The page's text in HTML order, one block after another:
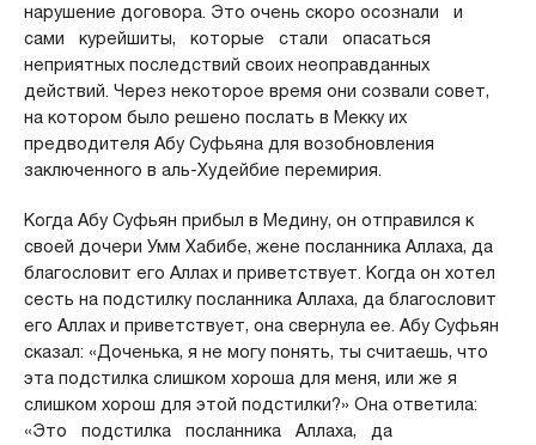
нарушение договора. Это очень скоро осознали и
сами курейшиты, которые стали опасаться
неприятных последствий своих неоправданных
действий. Через некоторое время они созвали совет,
на котором было решено послать в Мекку их
предводителя Абу Суфьяна для возобновления
заключенного в аль-Худейбие перемирия.
Когда Абу Суфьян прибыл в Медину, он отправился к
своей дочери Умм Хабибе, жене посланника Аллаха, да
благословит его Аллах и приветствует. Когда он хотел
сесть на подстилку посланника Аллаха, да благословит
его Аллах и приветствует, она свернула ее. Абу Суфьян
сказал: «Доченька, я не могу понять, ты считаешь, что
эта подстилка слишком хороша для меня, или же я
слишком хорош для этой подстилки?» Она ответила:
«Это подстилка посланника Аллаха, да